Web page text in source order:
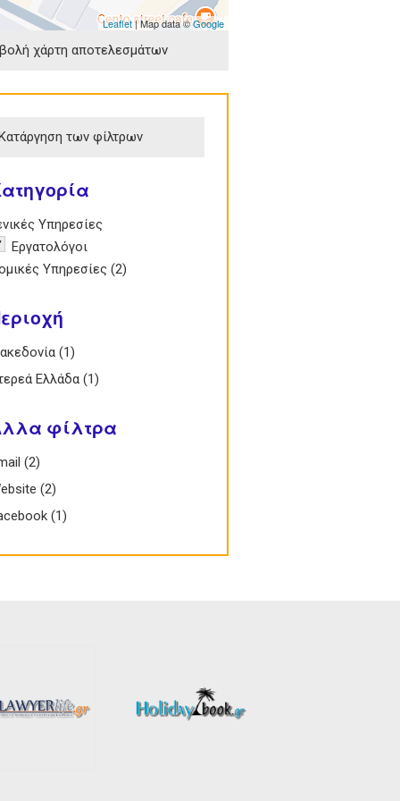
Leaflet| Map data ©Google
χάρτη αποτελεσμάτων
των φίλτρων
Γενικές Υπηρεσίες filter
Υπηρεσίες
Εργατολόγοι filter
Εργατολόγοι
Υπηρεσίες filter
Υπηρεσίες (2)
filter
(1)
Ελλάδα filter
Ελλάδα (1)
φίλτρα
filter
(2)
filter
(2)
filter
(1)